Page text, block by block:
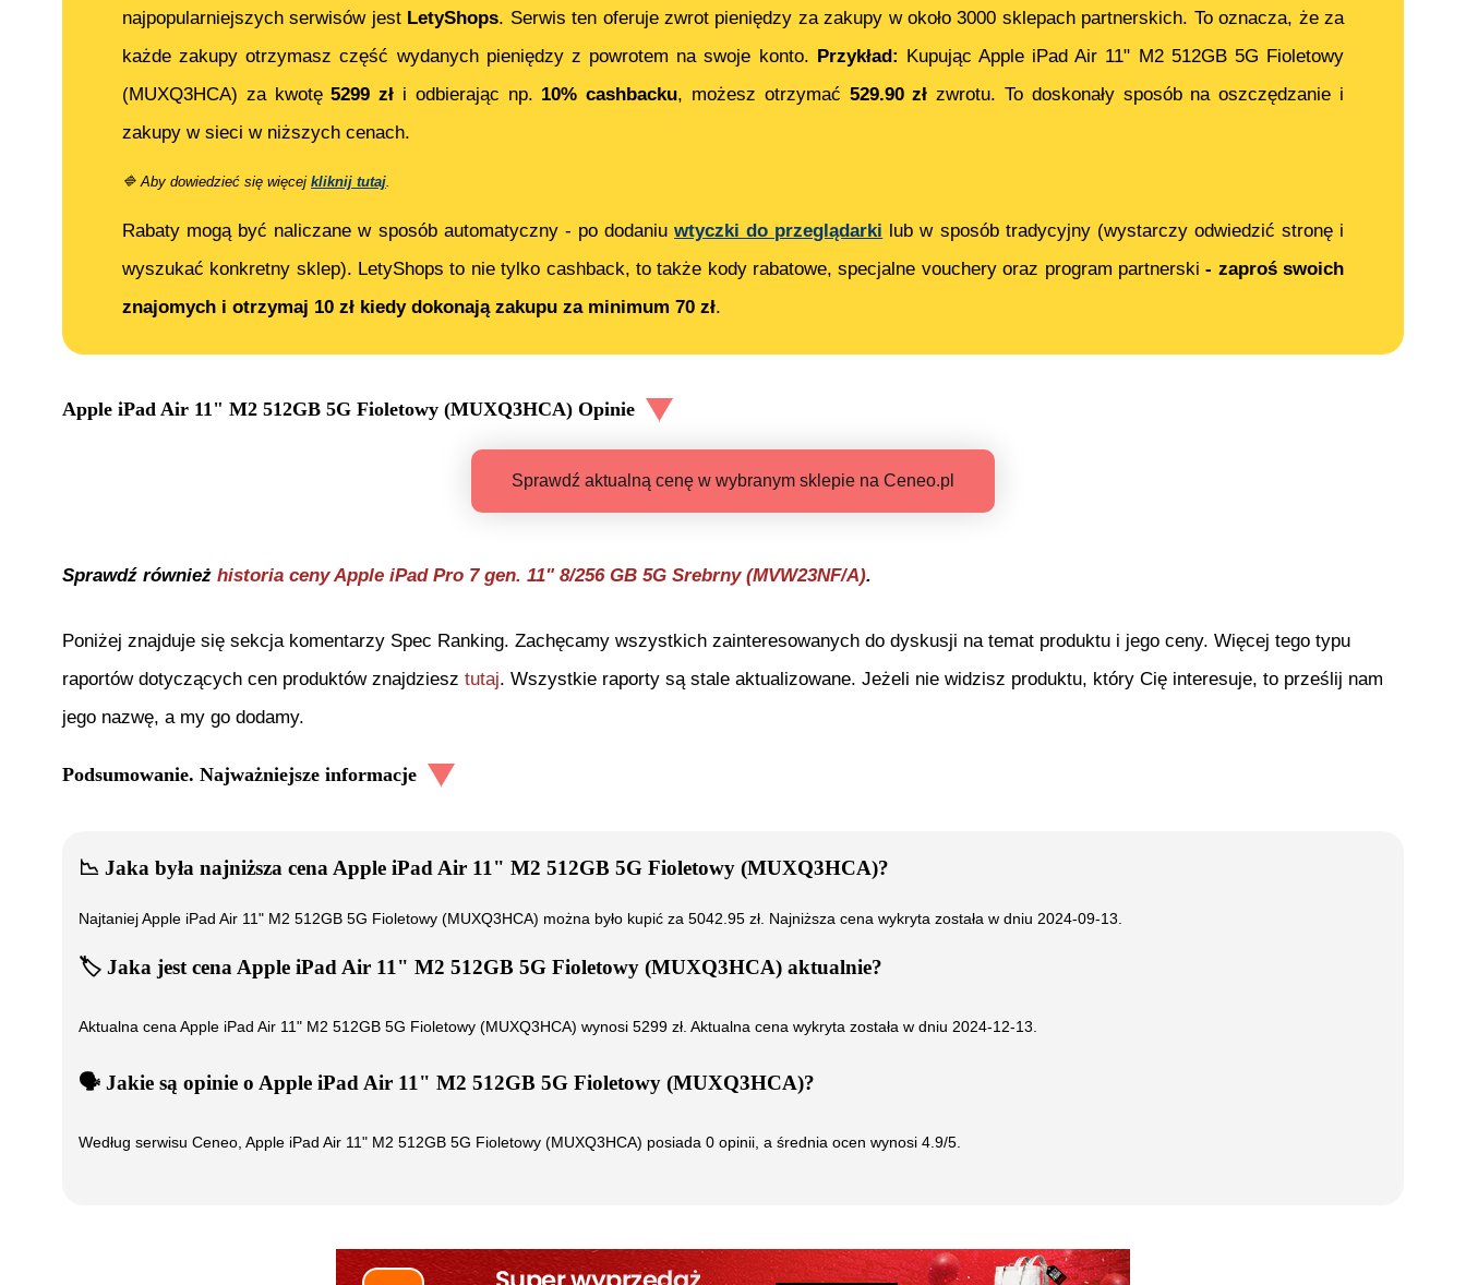
najpopularniejszych serwisów jest LetyShops. Serwis ten oferuje zwrot pieniędzy za zakupy w około 3000 sklepach partnerskich. To oznacza, że za
każde zakupy otrzymasz część wydanych pieniędzy z powrotem na swoje konto. Przykład: Kupując Apple iPad Air 11" M2 512GB 5G Fioletowy
(MUXQ3HCA) za kwotę5299 zł i odbierając np. 10% cashbacku, możesz otrzymać 529.90zł zwrotu. To doskonały sposób na oszczędzanie i
zakupy w sieci w niższych cenach.
🔷 Aby dowiedzieć się więcej kliknij tutaj.
Rabaty mogą być naliczane w sposób automatyczny - po dodaniu wtyczki do przeglądarki lub w sposób tradycyjny (wystarczy odwiedzić stronę i
wyszukać konkretny sklep). LetyShops to nie tylko cashback, to także kody rabatowe, specjalne vouchery oraz program partnerski- zaproś swoich
znajomych i otrzymaj 10 zł kiedy dokonają zakupu za minimum 70 zł.
Apple iPad Air 11" M2 512GB 5G Fioletowy (MUXQ3HCA) Opinie
Sprawdź aktualną cenę w wybranym sklepie na Ceneo.pl
Sprawdź również historia cenyApple iPad Pro 7 gen. 11" 8/256 GB 5G Srebrny (MVW23NF/A).
Poniżej znajduje się sekcja komentarzy Spec Ranking. Zachęcamy wszystkich zainteresowanych do dyskusji na temat produktu i jego ceny. Więcej tego typu
raportów dotyczących cen produktów znajdziesz tutaj. Wszystkie raporty są stale aktualizowane. Jeżeli nie widzisz produktu, który Cię interesuje, to prześlij nam
jego nazwę, a my go dodamy.
Podsumowanie. Najważniejsze informacje
📉 Jaka była najniższa cena Apple iPad Air 11" M2 512GB 5G Fioletowy (MUXQ3HCA)?
NajtaniejApple iPad Air 11" M2 512GB 5G Fioletowy (MUXQ3HCA) można było kupić za 5042.95 zł. Najniższa cena wykryta została w dniu 2024-09-13.
🏷️ Jaka jest cenaApple iPad Air 11" M2 512GB 5G Fioletowy (MUXQ3HCA) aktualnie?
Aktualna cena Apple iPad Air 11" M2 512GB 5G Fioletowy (MUXQ3HCA) wynosi 5299 zł. Aktualna cena wykryta została w dniu 2024-12-13
🗣️ ️ Jakie są opinie o Apple iPad Air 11" M2 512GB 5G Fioletowy (MUXQ3HCA)?
Według serwisu Ceneo, Apple iPad Air 11" M2 512GB 5G Fioletowy (MUXQ3HCA) posiada 0 opinii, a średnia ocen wynosi 4.9/5.